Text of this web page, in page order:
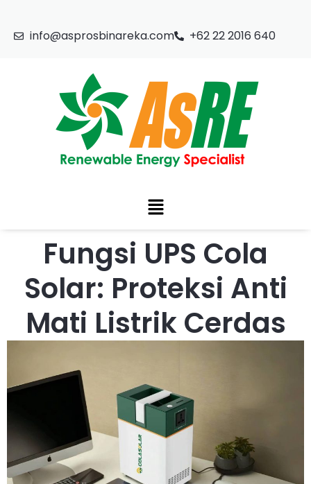
info@asprosbinareka.com +62 22 2016 640
Fungsi UPS Cola
Solar: Proteksi Anti
Mati Listrik Cerdas